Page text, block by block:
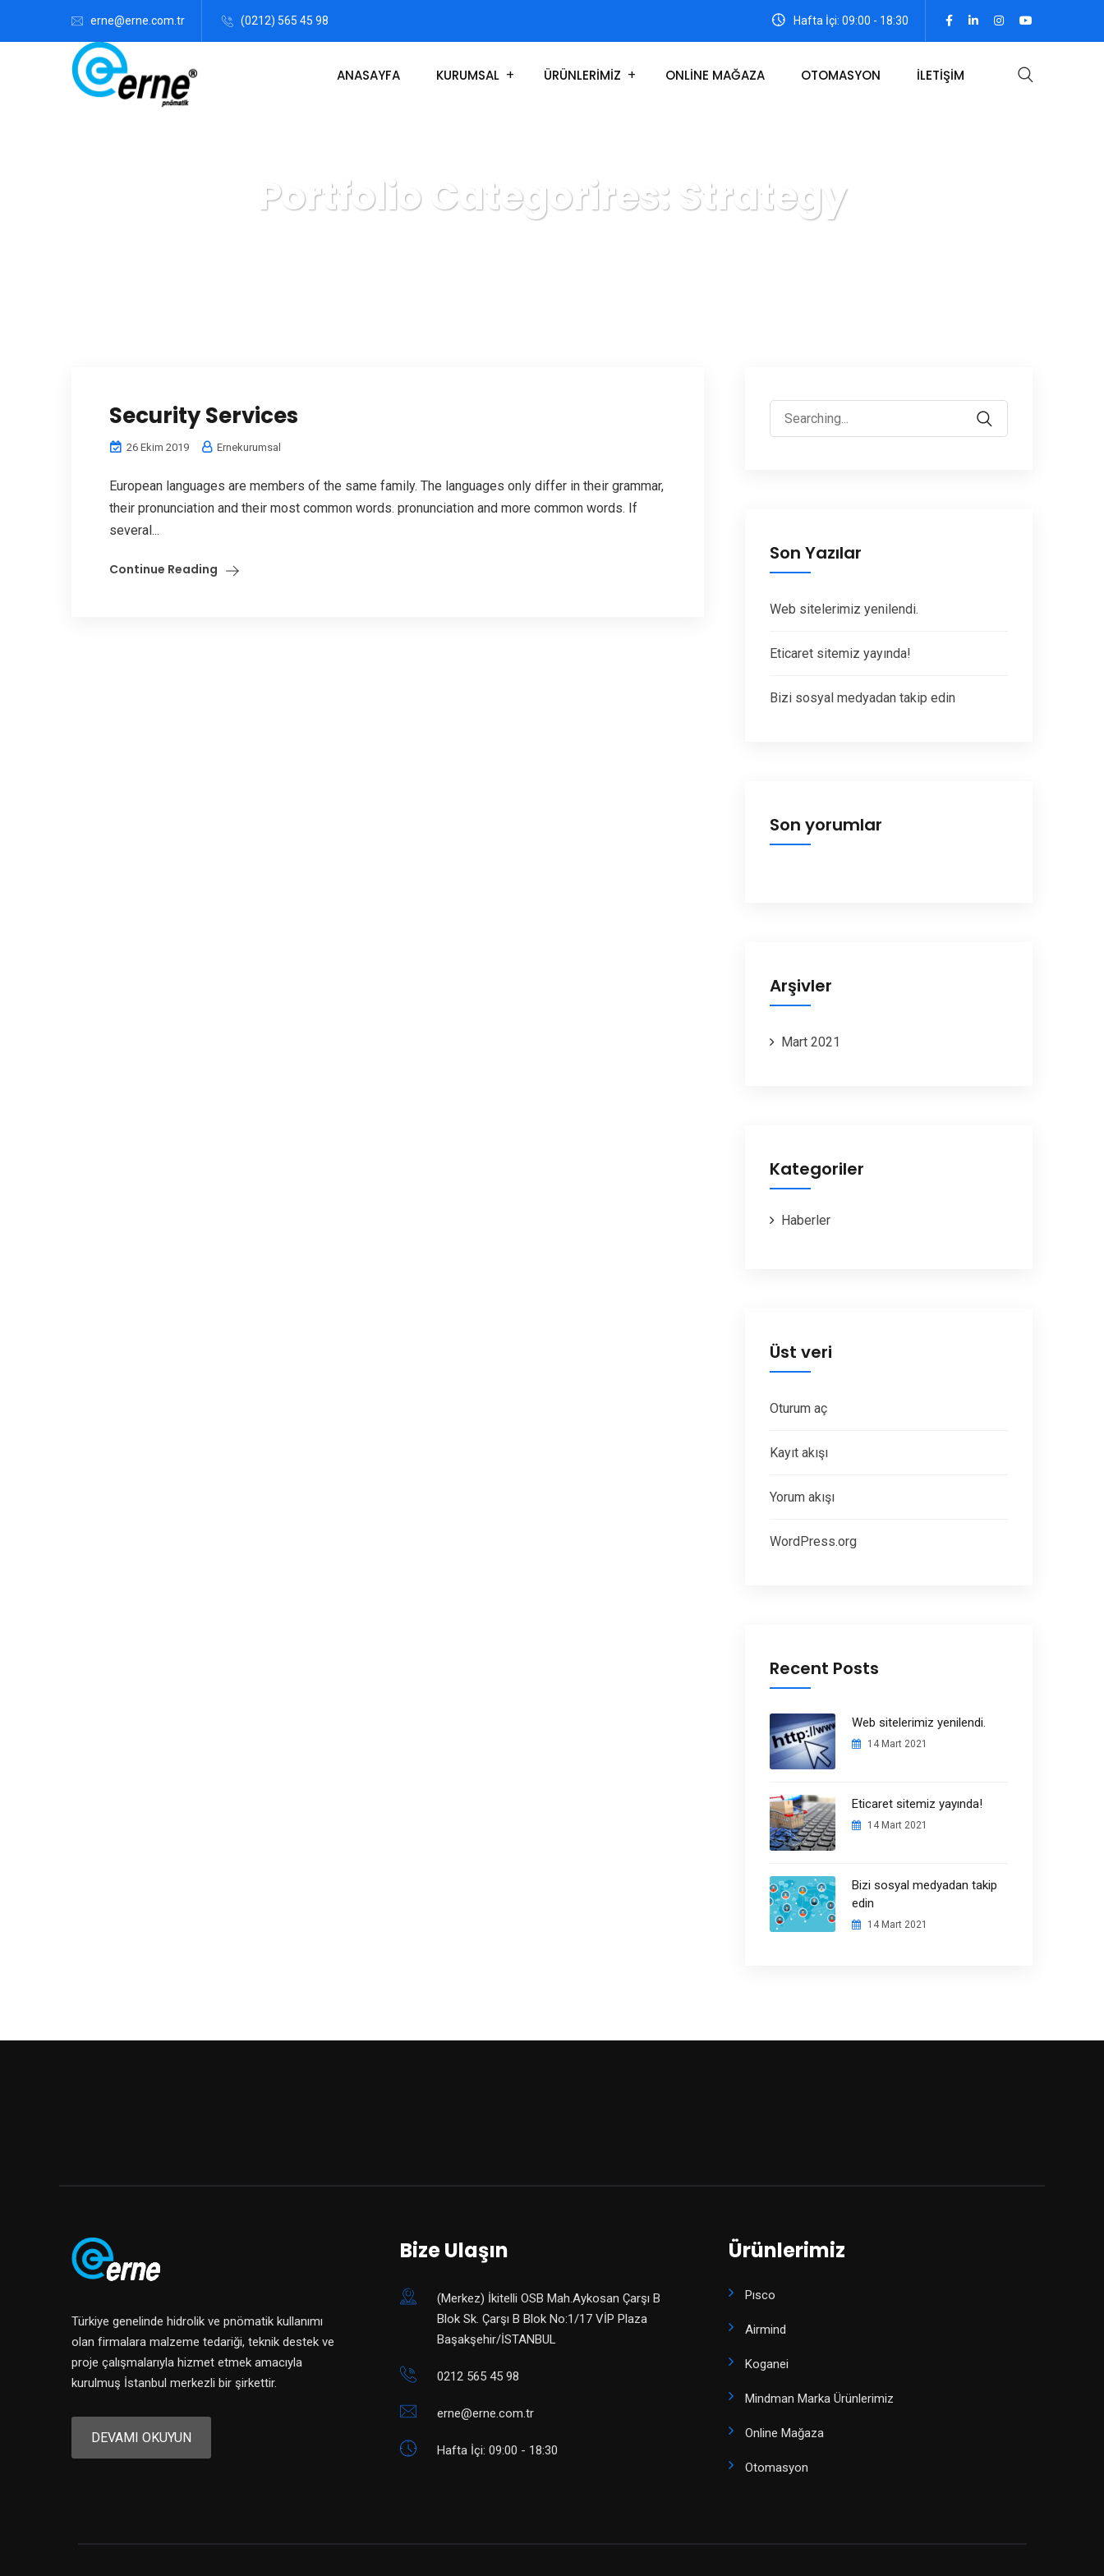
erne@erne.com.tr (0212) 565 45 98 Hafta İçi: 09:00 - 18:30
ANASAYFA KURUMSAL ÜRÜNLERİMİZ ONLİNE MAĞAZA OTOMASYON İLETİŞİM
Portfolio Categorires: Strategy
Security Services
26 Ekim 2019 Ernekurumsal
European languages are members of the same family. The languages only differ in their grammar,
their pronunciation and their most common words. pronunciation and more common words. If
several...
Continue Reading
Search
for:
Son Yazılar
Web sitelerimiz yenilendi.
Eticaret sitemiz yayında!
Bizi sosyal medyadan takip edin
Son yorumlar
Arşivler
Mart 2021
Kategoriler
Haberler
Üst veri
Oturum aç
Kayıt akışı
Yorum akışı
WordPress.org
Recent Posts
Web sitelerimiz yenilendi.
14 Mart 2021
Eticaret sitemiz yayında!
14 Mart 2021
Bizi sosyal medyadan takip
edin
14 Mart 2021
Türkiye genelinde hidrolik ve pnömatik kullanımı
olan firmalara malzeme tedariği, teknik destek ve
proje çalışmalarıyla hizmet etmek amacıyla
kurulmuş İstanbul merkezli bir şirkettir.
DEVAMI OKUYUN
Bize Ulaşın
(Merkez) ​İkitelli OSB Mah.Aykosan Çarşı B
Blok Sk. Çarşı B Blok No:1/17 VİP Plaza
Başakşehir/İSTANBUL
0212 565 45 98
erne@erne.com.tr
Hafta İçi: 09:00 - 18:30
Ürünlerimiz
Pısco
Airmind
Koganei
Mindman Marka Ürünlerimiz
Online Mağaza
Otomasyon